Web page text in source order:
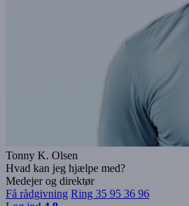
Tonny K. Olsen
Hvad kan jeg hjælpe med?
Medejer og direktør
Få rådgivning Ring 35 95 36 96